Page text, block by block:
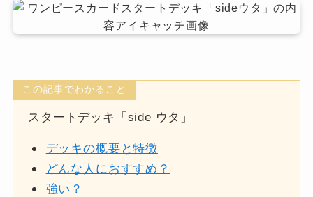
この記事でわかること
スタートデッキ「side ウタ」
デッキの概要と特徴
どんな人におすすめ？
強い？